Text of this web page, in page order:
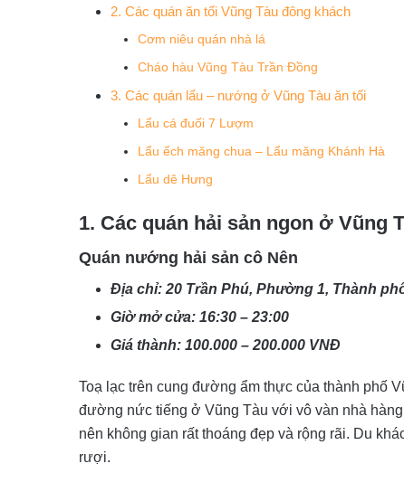
2. Các quán ăn tối Vũng Tàu đông khách
Cơm niêu quán nhà lá
Cháo hàu Vũng Tàu Trần Đồng
3. Các quán lẩu – nướng ở Vũng Tàu ăn tối
Lẩu cá đuối 7 Lượm
Lẩu ếch măng chua – Lẩu măng Khánh Hà
Lẩu dê Hưng
1. Các quán hải sản ngon ở Vũng
Quán nướng hải sản cô Nên
Địa chỉ: 20 Trần Phú, Phường 1, Thành
Giờ mở cửa: 16:30 – 23:00
Giá thành: 100.000 – 200.000 VNĐ
Toạ lạc trên cung đường ẩm thực của thành phố
đường nức tiếng ở Vũng Tàu với vô vàn nhà
nên không gian rất thoáng đẹp và rộng rãi. Du
rượi.